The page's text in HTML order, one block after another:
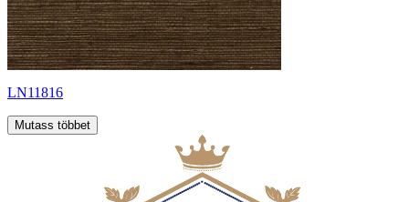
LN11816
Mutass többet